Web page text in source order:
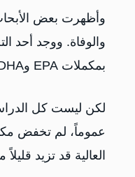
وأظهرت بعض
بمكملات EPA وDHA مجتمعة.
لكن ليست كل
عموماً، لم تخفض
العالية قد تزيد